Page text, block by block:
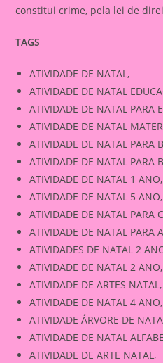
constitui crime, pela lei de
TAGS
ATIVIDADE DE NATAL,
ATIVIDADE DE NATAL
ATIVIDADE DE NATAL PARA
ATIVIDADE DE NATAL
ATIVIDADE DE NATAL PARA
ATIVIDADE DE NATAL PARA
ATIVIDADE DE NATAL 1 ANO,
ATIVIDADE DE NATAL 5 ANO,
ATIVIDADE DE NATAL PARA
ATIVIDADE DE NATAL PARA
ATIVIDADES DE NATAL 2
ATIVIDADE DE NATAL 2 ANO,
ATIVIDADE DE ARTES NATAL,
ATIVIDADE DE NATAL 4 ANO,
ATIVIDADE ÁRVORE DE
ATIVIDADE DE NATAL
ATIVIDADE DE ARTE NATAL,